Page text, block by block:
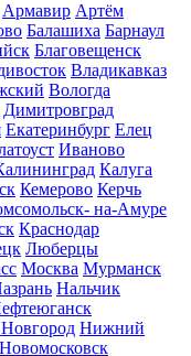
Армавир Артём
Балашиха Барнаул
Благовещенск
Владикавказ
Вологда
Димитровград
Екатеринбург Елец
Иваново
Калуга
Кемерово Керчь
на-Амуре
Краснодар
Люберцы
Москва Мурманск
Нальчик
Нижний
Новомосковск